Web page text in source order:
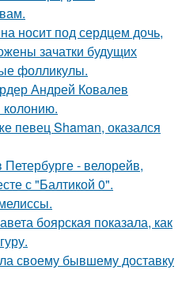
носит под сердцем дочь,
зачатки будущих
фолликулы.
Андрей Ковалев
колонию.
певец Shaman, оказался
- велорейв,
с "Балтикой 0".
боярская показала, как
своему бывшему доставку